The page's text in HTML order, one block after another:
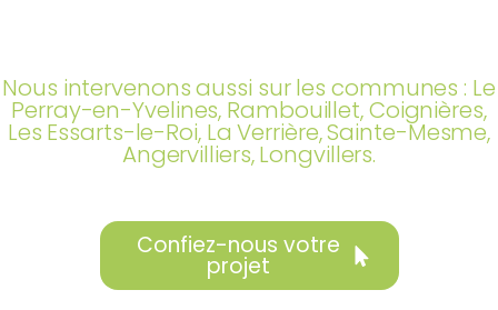
Nous intervenons aussi sur les communes : Le
Perray-en-Yvelines, Rambouillet, Coignières,
Les Essarts-le-Roi, La Verrière, Sainte-Mesme,
Angervilliers, Longvillers.
Confiez-nous votre
projet